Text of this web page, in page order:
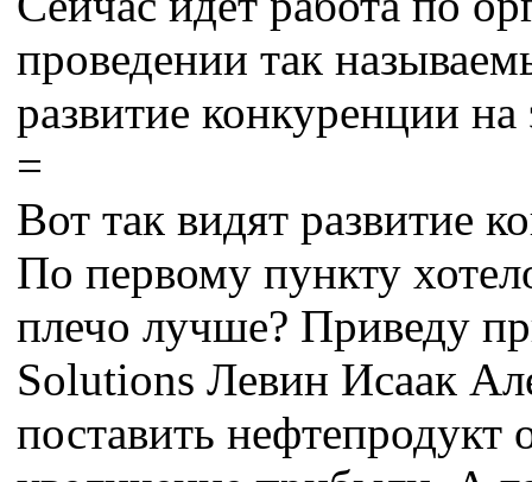
проведении так
развитие конкуренции
=
Вот так видят развитие
По первому пункту
плечо лучше? Приведу
Solutions Левин Исаак
поставить нефтепродукт